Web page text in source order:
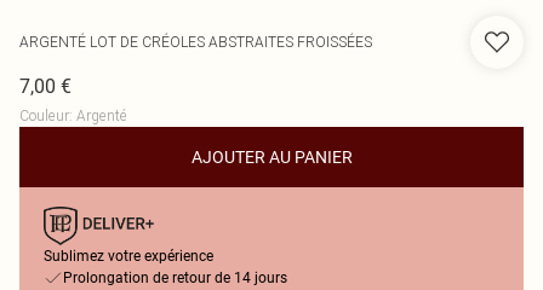
ARGENTÉ LOT DE CRÉOLES ABSTRAITES FROISSÉES
7,00 €
Couleur: Argenté
AJOUTER AU PANIER
Sublimez votre expérience
Prolongation de retour de 14 jours